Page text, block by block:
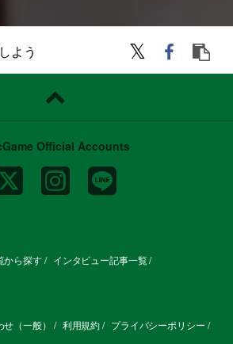
よう
Official Accounts
から探す
インタビュー記事一覧
（一般） 利用規約 プライバシーポリシー